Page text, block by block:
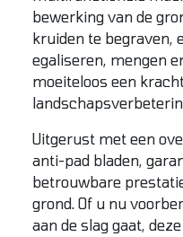
bewerking van de
kruiden te begraven,
egaliseren, mengen
moeiteloos een
Uitgerust met een
anti-pad bladen,
betrouwbare
grond. Of u nu
aan de slag gaat,